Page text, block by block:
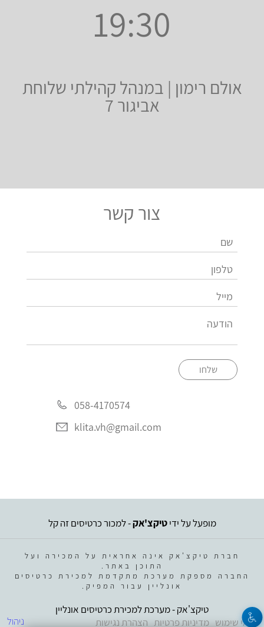
19:30
אולם רימון | במנהל קהילתי שלוחת
אביגור 7
צור קשר
שלחו
058-4170574
klita.vh@gmail.com
מופעל על ידיטיקצ'אק- למכור כרטיסים זה קל
חברת טיקצ'אק אינה אחראית על המכירה ועל
התוכן באתר.
החברה מספקת מערכת מתקדמת למכירת כרטיסים
אונליין עבור המפיק.
ניהול
טיקצ'אק - מערכת למכירת כרטיסים אונליין
תנאי שימוש מדיניות פרטיות הצהרת נגישות